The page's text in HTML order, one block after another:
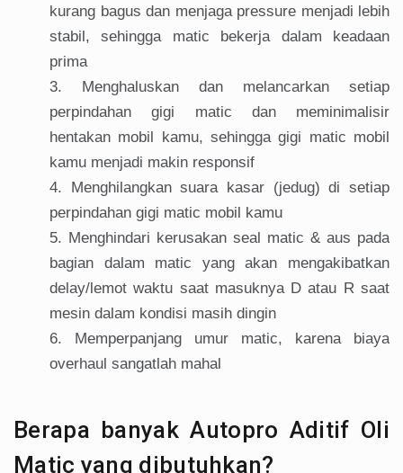
kurang bagus dan menjaga pressure menjadi lebih
stabil, sehingga matic bekerja dalam keadaan
prima
Menghaluskan dan melancarkan setiap
perpindahan gigi matic dan meminimalisir
hentakan mobil kamu, sehingga gigi matic mobil
kamu menjadi makin responsif
Menghilangkan suara kasar (jedug) di setiap
perpindahan gigi matic mobil kamu
Menghindari kerusakan seal matic & aus pada
bagian dalam matic yang akan mengakibatkan
delay/lemot waktu saat masuknya D atau R saat
mesin dalam kondisi masih dingin
Memperpanjang umur matic, karena biaya
overhaul sangatlah mahal
Berapa banyak Autopro Aditif Oli
Matic yang dibutuhkan?